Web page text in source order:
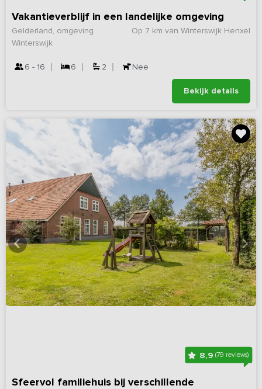
Vakantieverblijf in een landelijke omgeving
Op 7 km van Winterswijk Henxel
Gelderland, omgeving
Winterswijk
6 - 16 6 2 Nee
Bekijk details
8,9 (79 reviews)
Sfeervol familiehuis bij verschillende